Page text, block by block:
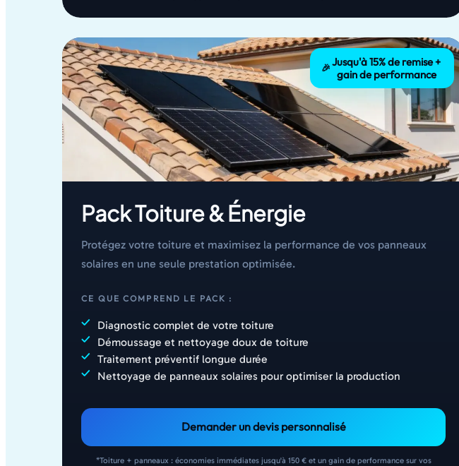
🎉 Jusqu'à 15% de remise +
gain de performance
Pack Toiture & Énergie
Protégez votre toiture et maximisez la performance de vos panneaux
solaires en une seule prestation optimisée.
CE QUE COMPREND LE PACK :
Diagnostic complet de votre toiture
Démoussage et nettoyage doux de toiture
Traitement préventif longue durée
Nettoyage de panneaux solaires pour optimiser la production
Demander un devis personnalisé
*Toiture + panneaux : économies immédiates jusqu'à 150 € et un gain de performance sur vos